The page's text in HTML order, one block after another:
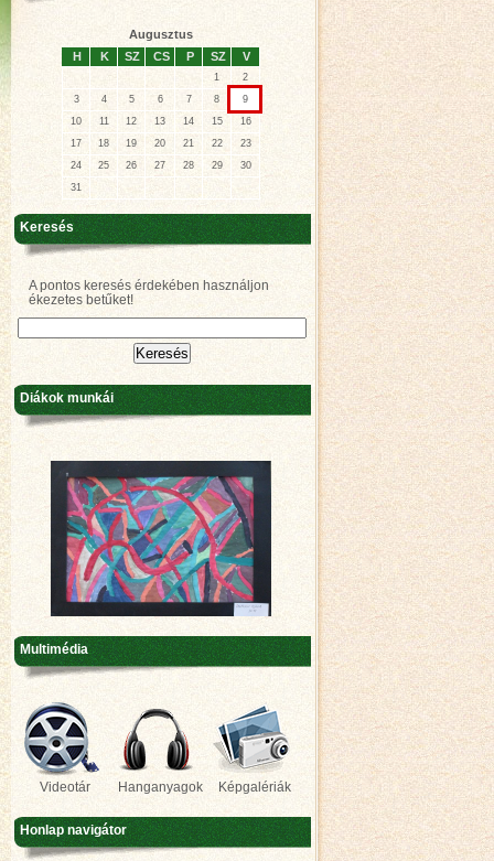
Augusztus
H
K SZ CS P SZ V
1
2
3
4 5 6 7 8
9
10
11 12 13 14 15
16
17
18 19 20 21 22
23
24
25 26 27 28 29
30
31
Keresés
A pontos keresés érdekében használjon
ékezetes betűket!
Diákok munkái
Multimédia
Videotár Hanganyagok Képgalériák
Honlap navigátor